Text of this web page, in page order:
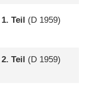
Teil (D 1959)
Teil (D 1959)